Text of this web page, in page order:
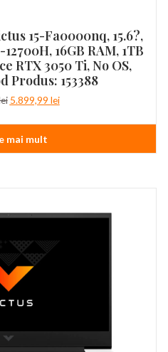
15-Fa0000nq, 15.6?,
16GB RAM, 1TB
RTX 3050 Ti, No OS,
Produs: 153388
Prețul
a
fost:
6.999,99 lei.
5.899,99 leiPrețul
este:
mai mult